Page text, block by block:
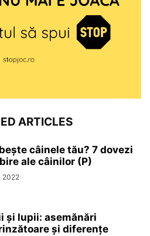
ARTICLES
câinele tău? 7 dovezi
ale câinilor (P)
2022
și lupii: asemănări
și diferențe